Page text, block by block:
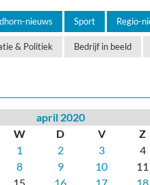
nieuws Sport Regio-
& Politiek Bedrijf in beeld
april 2020
W D V Z
1
2 3 4
8 9 10 11